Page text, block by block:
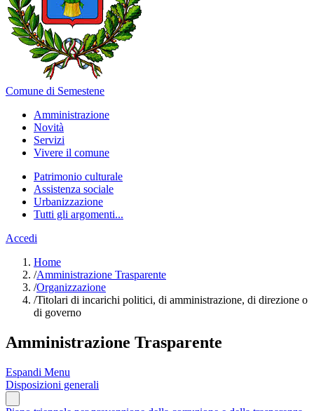
Comune di Semestene
Amministrazione
Novità
Servizi
Vivere il comune
Patrimonio culturale
Assistenza sociale
Urbanizzazione
Tutti gli argomenti...
Accedi
Home
/Amministrazione Trasparente
/Organizzazione
/Titolari di incarichi politici, di amministrazione, di direzione o
di governo
Amministrazione Trasparente
Espandi Menu
Disposizioni generali